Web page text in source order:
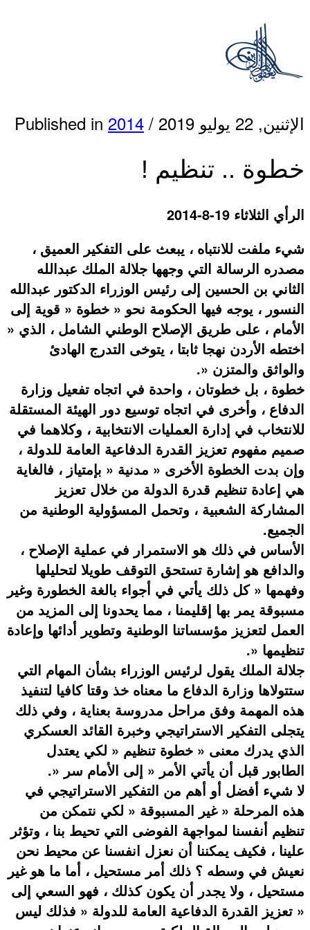
الإثنين, 22 يوليو 2019 /
Published in 2014
خطوة .. تنظيم !
الرأي الثلاثاء 19-8-2014
شيء ملفت للانتباه ، يبعث على التفكير العميق ،
مصدره الرسالة التي وجهها جلالة الملك عبدالله
الثاني بن الحسين إلى رئيس الوزراء الدكتور عبدالله
النسور ، يوجه فيها الحكومة نحو « خطوة « قوية إلى
الأمام ، على طريق الإصلاح الوطني الشامل ، الذي «
اختطه الأردن نهجا ثابتا ، يتوخى التدرج الهادئ
والواثق والمتزن «.
خطوة ، بل خطوتان ، واحدة في اتجاه تفعيل وزارة
الدفاع ، وأخرى في اتجاه توسيع دور الهيئة المستقلة
للانتخاب في إدارة العمليات الانتخابية ، وكلاهما في
صميم مفهوم تعزيز القدرة الدفاعية العامة للدولة ،
وإن بدت الخطوة الأخرى « مدنية « بإمتياز ، فالغاية
هي إعادة تنظيم قدرة الدولة من خلال تعزيز
المشاركة الشعبية ، وتحمل المسؤولية الوطنية من
الجميع.
الأساس في ذلك هو الاستمرار في عملية الإصلاح ،
والدافع هو إشارة تستحق التوقف طويلا لتحليلها
وفهمها « كل ذلك يأتي في أجواء بالغة الخطورة وغير
مسبوقة يمر بها إقليمنا ، مما يحدونا إلى المزيد من
العمل لتعزيز مؤسساتنا الوطنية وتطوير أدائها وإعادة
تنظيمها «.
جلالة الملك يقول لرئيس الوزراء بشأن المهام التي
ستتولاها وزارة الدفاع ما معناه خذ وقتا كافيا لتنفيذ
هذه المهمة وفق مراحل مدروسة بعناية ، وفي ذلك
يتجلى التفكير الاستراتيجي وخبرة القائد العسكري
الذي يدرك معنى « خطوة تنظيم « لكي يعتدل
الطابور قبل أن يأتي الأمر « إلى الأمام سر «.
لا شيء أفضل أو أهم من التفكير الاستراتيجي في
هذه المرحلة « غير المسبوقة « لكي نتمكن من
تنظيم أنفسنا لمواجهة الفوضى التي تحيط بنا ، وتؤثر
علينا ، فكيف يمكننا أن نعزل انفسنا عن محيط نحن
نعيش في وسطه ؟ ذلك أمر مستحيل ، أما ما هو غير
مستحيل ، ولا يجدر أن يكون كذلك ، فهو السعي إلى
« تعزيز القدرة الدفاعية العامة للدولة « فذلك ليس